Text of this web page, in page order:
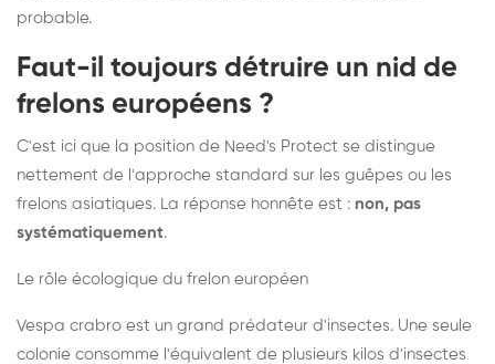
probable.
Faut-il toujours détruire un nid de
frelons européens ?
C'est ici que la position de Need's Protect se distingue
nettement de l'approche standard sur les guêpes ou les
frelons asiatiques. La réponse honnête est : non, pas
systématiquement.
Le rôle écologique du frelon européen
Vespa crabro est un grand prédateur d'insectes. Une seule
colonie consomme l'équivalent de plusieurs kilos d'insectes